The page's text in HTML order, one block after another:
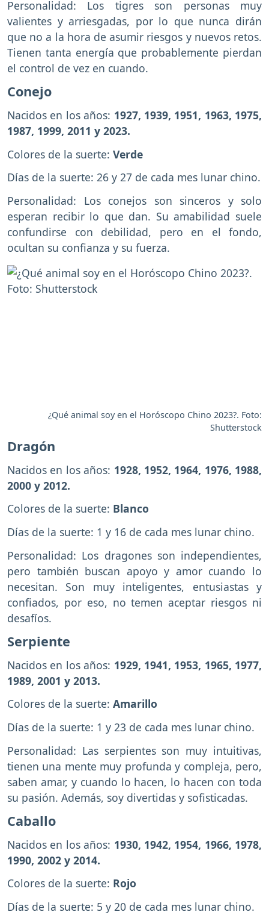
Personalidad: Los tigres son personas muy
valientes y arriesgadas, por lo que nunca dirán
que no a la hora de asumir riesgos y nuevos retos.
Tienen tanta energía que probablemente pierdan
el control de vez en cuando.
Conejo
Nacidos en los años: 1927, 1939, 1951, 1963, 1975,
1987, 1999, 2011 y 2023.
Colores de la suerte: Verde
Días de la suerte: 26 y 27 de cada mes lunar chino.
Personalidad: Los conejos son sinceros y solo
esperan recibir lo que dan. Su amabilidad suele
confundirse con debilidad, pero en el fondo,
ocultan su confianza y su fuerza.
¿Qué animal soy en el Horóscopo Chino 2023?. Foto:
Shutterstock
Dragón
Nacidos en los años: 1928, 1952, 1964, 1976, 1988,
2000 y 2012.
Colores de la suerte: Blanco
Días de la suerte: 1 y 16 de cada mes lunar chino.
Personalidad: Los dragones son independientes,
pero también buscan apoyo y amor cuando lo
necesitan. Son muy inteligentes, entusiastas y
confiados, por eso, no temen aceptar riesgos ni
desafíos.
Serpiente
Nacidos en los años: 1929, 1941, 1953, 1965, 1977,
1989, 2001 y 2013.
Colores de la suerte: Amarillo
Días de la suerte: 1 y 23 de cada mes lunar chino.
Personalidad: Las serpientes son muy intuitivas,
tienen una mente muy profunda y compleja, pero,
saben amar, y cuando lo hacen, lo hacen con toda
su pasión. Además, soy divertidas y sofisticadas.
Caballo
Nacidos en los años: 1930, 1942, 1954, 1966, 1978,
1990, 2002 y 2014.
Colores de la suerte: Rojo
Días de la suerte: 5 y 20 de cada mes lunar chino.